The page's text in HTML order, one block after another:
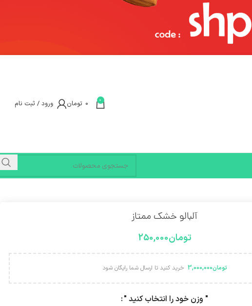
0 تومان 0 ورود / ثبت نام
آلبالو خشک ممتاز
تومان250,000
تومان3,000,000 خرید کنید تا ارسال شما رایگان شود
" وزن خود را انتخاب کنید "
Alternative: